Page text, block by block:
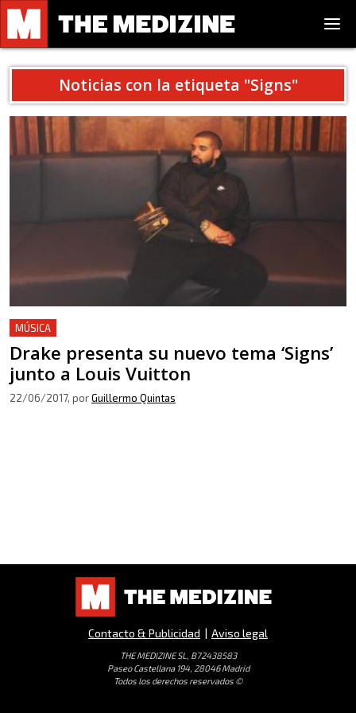
Noticias con la etiqueta "Signs"
MÚSICA
Drake presenta su nuevo tema ‘Signs’
junto a Louis Vuitton
22/06/2017, porGuillermo Quintas
Contacto & Publicidad | Aviso legal
THE MEDIZINE SL, B72438583
Paseo Castellana 194, 28046 Madrid
Todos los derechos reservados ©